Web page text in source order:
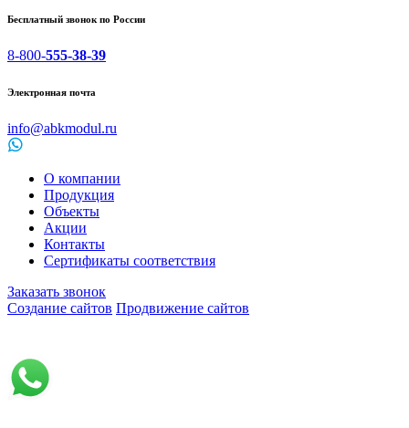
Бесплатный звонок по России
8-800-555-38-39
Электронная почта
info@abkmodul.ru
О компании
Продукция
Объекты
Акции
Контакты
Сертификаты соответствия
Заказать звонок
Создание сайтов Продвижение сайтов